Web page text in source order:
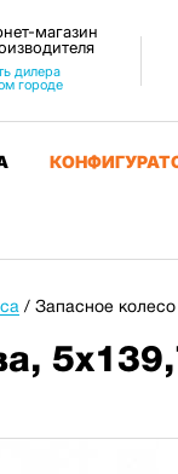
магазин
дилера
городе
/ Запасное